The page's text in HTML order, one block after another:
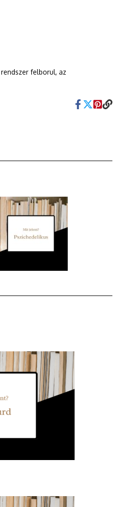
felborul, az